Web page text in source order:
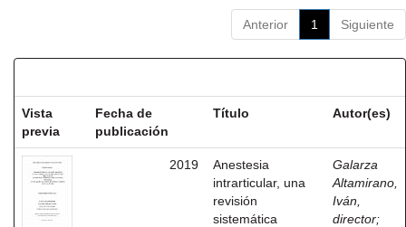
Anterior 1 Siguiente
Vista
previa
Fecha de
publicación
Título Autor(es)
2019
Anestesia
intrarticular, una
revisión
sistemática
Galarza
Altamirano,
Iván,
director;